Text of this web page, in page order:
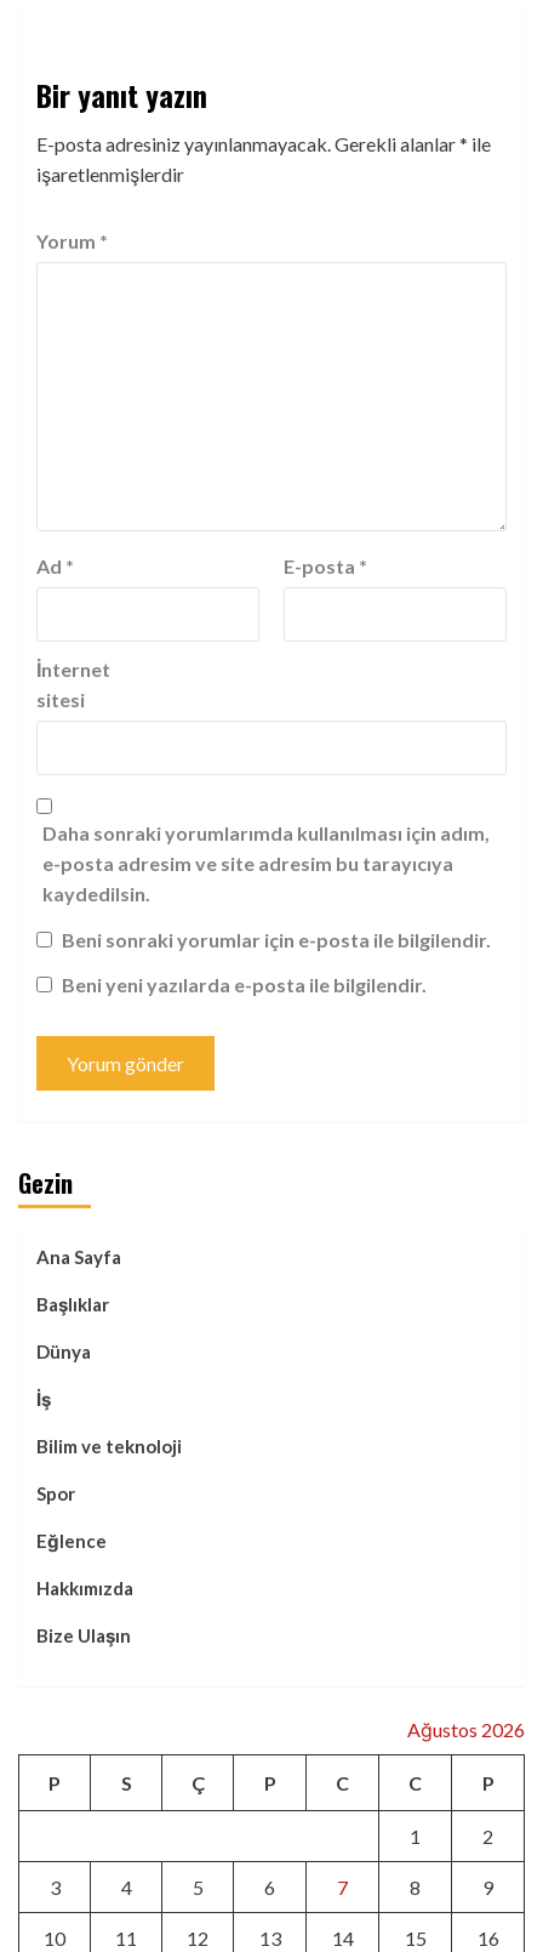
Bir yanıt yazın
E-posta adresiniz yayınlanmayacak.Gerekli alanlar* ile
işaretlenmişlerdir
Yorum *
Ad * E-posta *
İnternet
sitesi
Daha sonraki yorumlarımda kullanılması için adım,
e-posta adresim ve site adresim bu tarayıcıya
kaydedilsin.
Beni sonraki yorumlar için e-posta ile bilgilendir.
Beni yeni yazılarda e-posta ile bilgilendir.
Gezin
Ana Sayfa
Başlıklar
Dünya
İş
Bilim ve teknoloji
Spor
Eğlence
Hakkımızda
Bize Ulaşın
Ağustos 2026
P S Ç P C C P
1 2
3 4 5 6 7 8 9
10 11 12 13 14 15 16